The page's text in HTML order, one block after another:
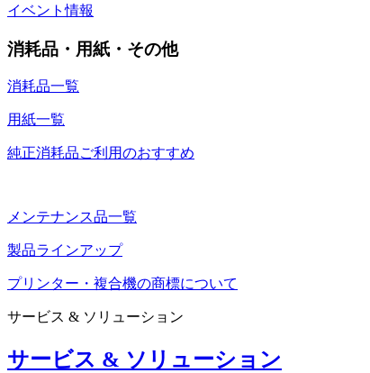
イベント情報
消耗品・用紙・その他
消耗品一覧
用紙一覧
純正消耗品ご利用のおすすめ
メンテナンス品一覧
製品ラインアップ
プリンター・複合機の商標について
サービス & ソリューション
サービス & ソリューション